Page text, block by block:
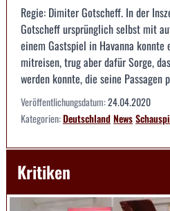
Regie: Dimiter Gotscheff. In der
Gotscheff ursprünglich selbst mit
einem Gastspiel in Havanna
mitreisen, trug aber dafür Sorge,
werden konnte, die seine Passagen
Veröffentlichungsdatum:24.04.2020
Kategorien:DeutschlandNews
Kritiken